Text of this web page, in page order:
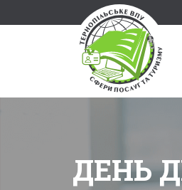
ДЕНЬ